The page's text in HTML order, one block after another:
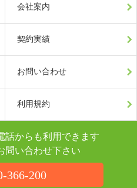
会社案内
契約実績
お問い合わせ
利用規約
話からも利用できます
問い合わせ下さい
366-200